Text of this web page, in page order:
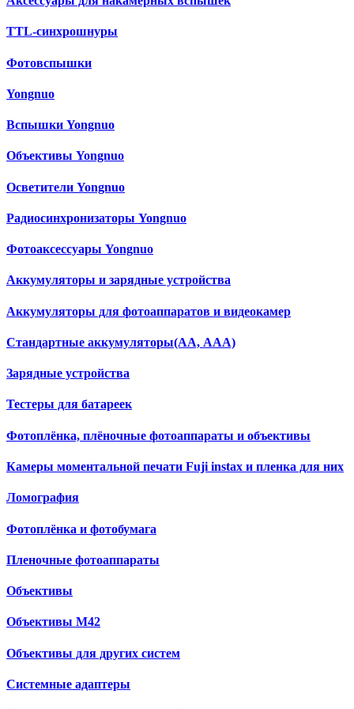
TTL-синхрошнуры
Фотовспышки
Yongnuo
Вспышки Yongnuo
Объективы Yongnuo
Осветители Yongnuo
Радиосинхронизаторы Yongnuo
Фотоаксессуары Yongnuo
Аккумуляторы и зарядные устройства
Аккумуляторы для фотоаппаратов и видеокамер
Cтандартные аккумуляторы(АА, ААА)
Зарядные устройства
Тестеры для батареек
Фотоплёнка, плёночные фотоаппараты и объективы
Камеры моментальной печати Fuji instax и пленка для них
Ломография
Фотоплёнка и фотобумага
Пленочные фотоаппараты
Объективы
Объективы М42
Объективы для других систем
Cистемные адаптеры